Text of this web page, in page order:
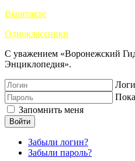
Вконтакте
Одноклассники
С уважением «Воронежский
Энциклопедия».
Запомнить меня
Войти
Забыли логин?
Забыли пароль?